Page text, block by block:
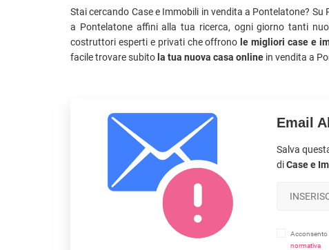
Stai cercando Case e Immobili in vendita a Pontelatone?
a Pontelatone affini alla tua ricerca, ogni giorno tanti
costruttori esperti e privati che offrono le migliori case e
facile trovare subito la tua nuova casa online in vendita a
Email
Salva
diCase e
Acconsento
normativa